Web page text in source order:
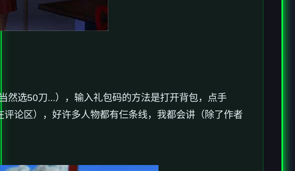
选50刀...），输入礼包码的方法是打开背包，点手
论区），好许多人物都有仨条线，我都会讲（除了作者